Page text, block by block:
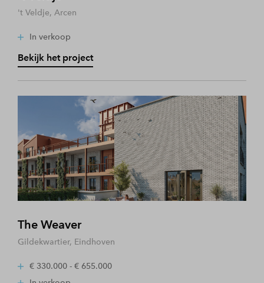
't Veldje, Arcen
In verkoop
Bekijk het project
The Weaver
Gildekwartier, Eindhoven
€ 330.000 - € 655.000